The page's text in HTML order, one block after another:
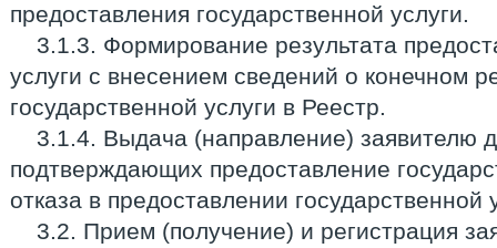
предоставления государственной услуги.
3.1.3. Формирование результата
услуги с внесением сведений о конечном
государственной услуги в Реестр.
3.1.4. Выдача (направление) заявителю
подтверждающих предоставление
отказа в предоставлении государственной
3.2. Прием (получение) и регистрация